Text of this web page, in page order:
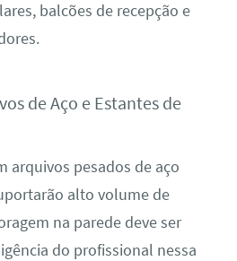
balcões de recepção e
de Aço e Estantes de
arquivos pesados de aço
alto volume de
na parede deve ser
do profissional nessa